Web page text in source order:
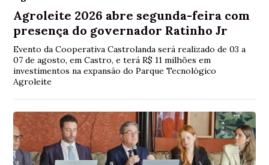
Agroleite 2026 abre segunda-feira com
presença do governador Ratinho Jr
Evento da Cooperativa Castrolanda será realizado de 03 a
07 de agosto, em Castro, e terá R$ 11 milhões em
investimentos na expansão do Parque Tecnológico
Agroleite